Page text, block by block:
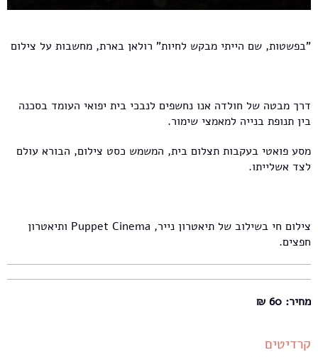
"בפשטות, שם הייתי מבקש לחיות" רולאן בארת, מחשבות על צילום
דרך מבטה של חולדה אנו נחשפים לנבכי בית יפואי העומד בסכנה
בין תנופת בנייה למאמצי שימור.
מסע פואטי בעקבות תצלום בית, המשמש כסט צילום, הבורא עולם
לצד אשלייתו.
צילום חי בשילוב של תיאטרון נייר, Puppet Cinema ותיאטרון
חפצים.
מחיר: 60 ₪
קרדיטים